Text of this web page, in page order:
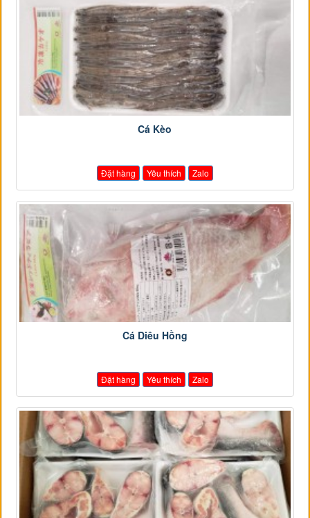
Cá Kèo
Đặt hàng Yêu thích Zalo
Cá Diêu Hồng
Đặt hàng Yêu thích Zalo